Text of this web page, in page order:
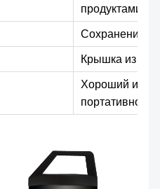
продуктами
Сохранение
Крышка из
Хороший
портативность